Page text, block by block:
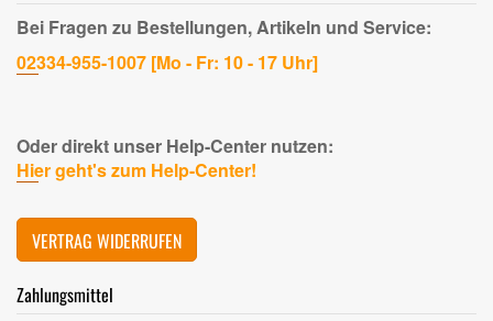
Lizenz für 3 Geräte (1 Jahr),
Bei Fragen zu Bestellungen, Artikeln und Service:
02334-955-1007 [Mo - Fr: 10 - 17 Uhr]
Oder direkt unser Help-Center nutzen:
Hier geht's zum Help-Center!
VERTRAG WIDERRUFEN
Zahlungsmittel